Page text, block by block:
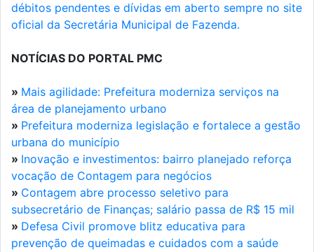
débitos pendentes e dívidas em aberto sempre no site
oficial da Secretária Municipal de Fazenda.
NOTÍCIAS DO PORTAL PMC
» Mais agilidade: Prefeitura moderniza serviços na
área de planejamento urbano
» Prefeitura moderniza legislação e fortalece a gestão
urbana do município
» Inovação e investimentos: bairro planejado reforça
vocação de Contagem para negócios
» Contagem abre processo seletivo para
subsecretário de Finanças; salário passa de R$ 15 mil
» Defesa Civil promove blitz educativa para
prevenção de queimadas e cuidados com a saúde